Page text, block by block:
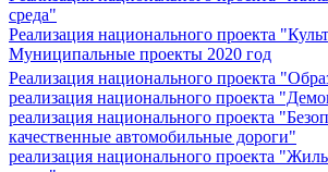
среда"
Реализация национального проекта
Муниципальные проекты 2020 год
Реализация национального проекта
реализация национального проекта
реализация национального проекта
качественные автомобильные дороги"
реализация национального проекта